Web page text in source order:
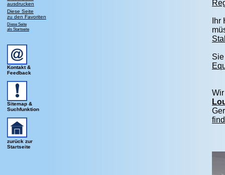
ausdrucken
Diese Seite
zu den Favoriten
Diese Seite
als Startseite
Kontakt &
Feedback
Sitemap &
Suchfunktion
zurück zur
Startseite